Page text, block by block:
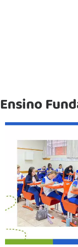
Ensino